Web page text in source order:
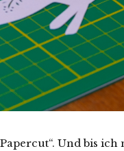
Und bis